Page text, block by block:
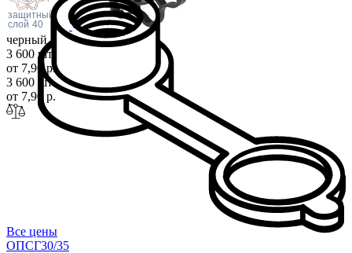
защитный
слой 40
черный
3 600 шт
от 7,90 р.
3 600 шт
от 7,90 р.
Все цены
ОПСГ30/35